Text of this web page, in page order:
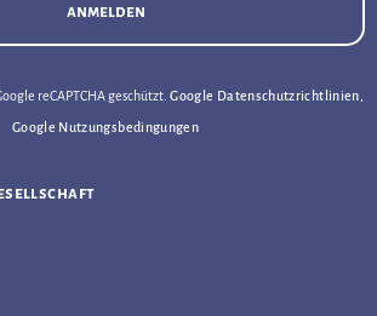
anmelden
reCAPTCHA geschützt.Google Datenschutzrichtlinien
Google Nutzungsbedingungen